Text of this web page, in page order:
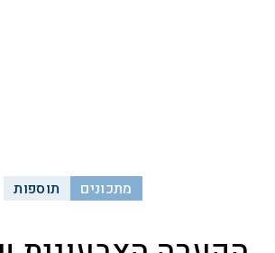
מתכונים תוספות